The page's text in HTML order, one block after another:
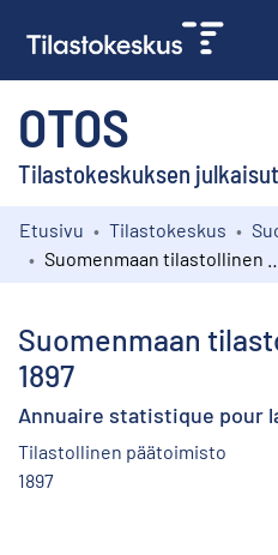
OTOS
Tilastokeskuksen
Kokoelmat
Etusivu Tilastokeskus
Suomenmaan
1897
Annuaire statistique pour
Tilastollinen päätoimisto
1897